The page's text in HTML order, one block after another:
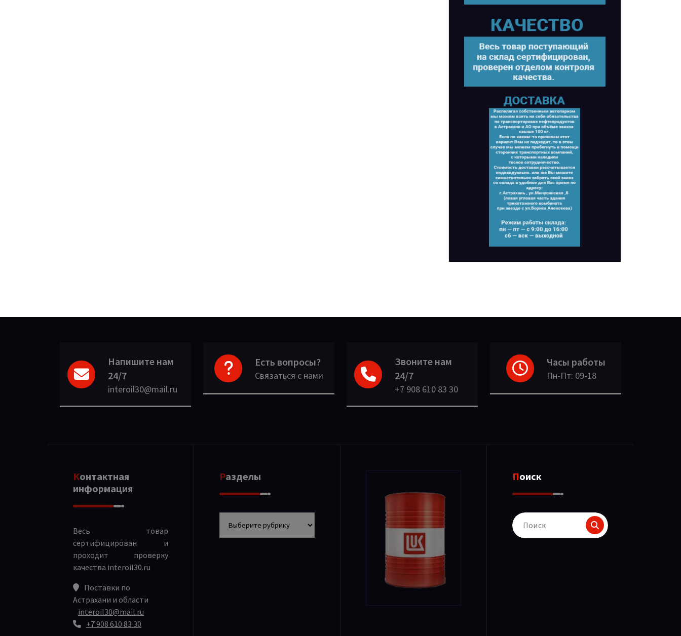
Напишите нам
24/7
interoil30@mail.ru
Есть вопросы?
Связаться с нами
Звоните нам
24/7
+7 908 610 83 30
Часы работы
Пн-Пт: 09-18
Контактная
информация
Весь товар
сертифицирован и
проходит проверку
качества interoil30.ru
Поставки по
Астрахани и области
interoil30@mail.ru
+7 908 610 83 30
Разделы Поиск
Поиск
для: